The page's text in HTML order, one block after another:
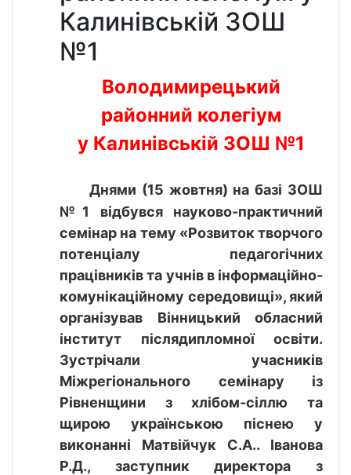
Калинівській ЗОШ
№1
Володимирецький
районний колегіум
у Калинівській ЗОШ №1
Днями (15 жовтня) на базі ЗОШ
№1 відбувся науково-практичний
семінар на тему «Розвиток творчого
потенціалу педагогічних
працівників та учнів в інформаційно-
комунікаційному середовищі», який
організував Вінницький обласний
інститут післядипломної освіти.
Зустрічали учасників
Міжрегіонального семінару із
Рівненщини з хлібом-сіллю та
щирою українською піснею у
виконанні Матвійчук С.А.. Іванова
Р.Д., заступник директора з